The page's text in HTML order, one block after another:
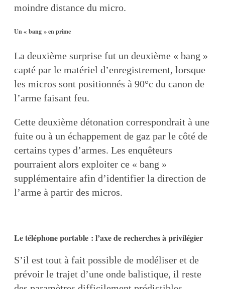
moindre distance du micro.
Un « bang » en prime
La deuxième surprise fut un deuxième « bang »
capté par le matériel d’enregistrement, lorsque
les micros sont positionnés à 90°c du canon de
l’arme faisant feu.
Cette deuxième détonation correspondrait à une
fuite ou à un échappement de gaz par le côté de
certains types d’armes. Les enquêteurs
pourraient alors exploiter ce « bang »
supplémentaire afin d’identifier la direction de
l’arme à partir des micros.
Le téléphone portable : l’axe de recherches à privilégier
S’il est tout à fait possible de modéliser et de
prévoir le trajet d’une onde balistique, il reste